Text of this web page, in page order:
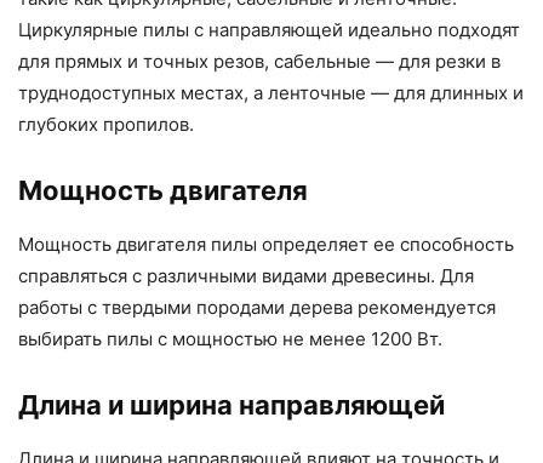
Циркулярные пилы с направляющей идеально подходят
для прямых и точных резов, сабельные — для резки в
труднодоступных местах, а ленточные — для длинных и
глубоких пропилов.
Мощность двигателя
Мощность двигателя пилы определяет ее способность
справляться с различными видами древесины. Для
работы с твердыми породами дерева рекомендуется
выбирать пилы с мощностью не менее 1200 Вт.
Длина и ширина направляющей